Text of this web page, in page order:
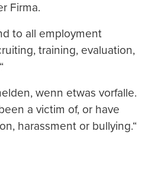
Firma.
to all employment
training, evaluation,
wenn etwas vorfalle.
a victim of, or have
harassment or bullying.“